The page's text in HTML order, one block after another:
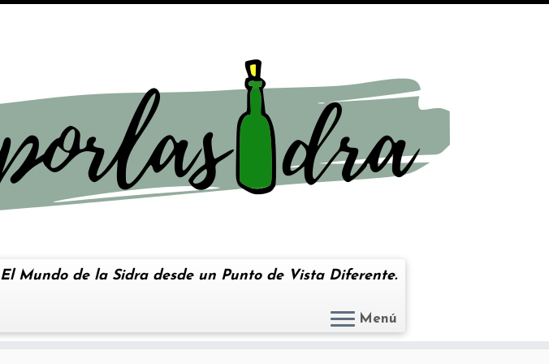
El Mundo de la Sidra desde un Punto de Vista Diferente.
Menú